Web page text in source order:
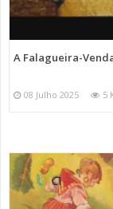
A Falagueira-
08 Julho 2025 5